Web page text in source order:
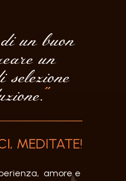
amore e
MEDITATE!
un buon
un
selezione
"